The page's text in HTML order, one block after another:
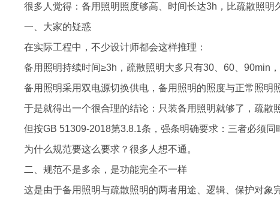
很多人觉得：备用照明照度够高、时间长达3h，比疏散照明
一、大家的疑惑
在实际工程中，不少设计师都会这样推理：
备用照明持续时间≥3h，疏散照明大多只有30、60、90min，
备用照明采用双电源切换供电，备用照明的照度与正常照明照
于是就得出一个很合理的结论：只装备用照明就够了，疏散照
但按GB 51309-2018第3.8.1条，强条明确要求：三者必须同
为什么规范要这么要求？很多人想不通。
二、规范不是多余，是功能完全不一样
这是由于备用照明与疏散照明的两者用途、逻辑、保护对象完